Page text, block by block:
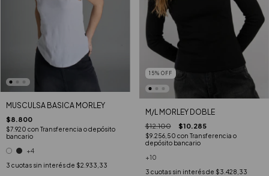
MUSCULSA BASICA MORLEY
$8.800
$7.920 con Transferencia o depósito
bancario
+4
3 cuotas sin interés de $2.933,33
15% OFF
M/L MORLEY DOBLE
$12.100 $10.285
$9.256,50 con Transferencia o
depósito bancario
+10
3 cuotas sin interés de $3.428,33